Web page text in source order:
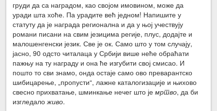
груди да са наградом, као својом имовином, може да
уради шта хоће. Па урадите већ једном! Напишите у
статуту да је награда регионална и да у њој учествују
романи писани на свим језицима регије, плус, додајте и
малошенгенски језик. Све је ок. Само што у том случају,
јасно, 90 одсто читалаца у Србији више неће обраћати
пажњу на ту награду и она ће изгубити свој смисао. И
пошто то сви знамо, онда остаје само ово преварантско
шибицарење, „пропусти“, лажне каталогизације и њихово
свесно прихватање, шминкање нечег што јемртво, да би
изгледаложиво.